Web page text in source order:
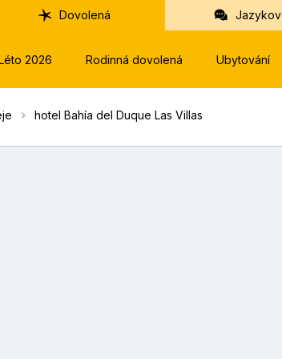
Dovolená
2026 Rodinná dovolená Ubytování
hotel Bahía del Duque Las Villas